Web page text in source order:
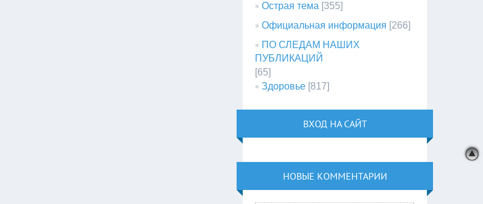
Острая тема [355]
Официальная информация [266]
ПО СЛЕДАМ НАШИХ
ПУБЛИКАЦИЙ
[65]
Здоровье [817]
ВХОД НА САЙТ
НОВЫЕ КОММЕНТАРИИ